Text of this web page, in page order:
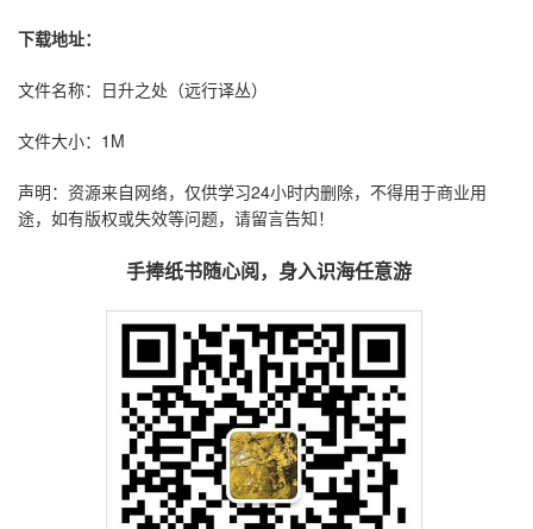
下载地址：
文件名称：日升之处（远行译丛）
文件大小：1M
声明：资源来自网络，仅供学习24小时内删除，不得用于商业用
途，如有版权或失效等问题，请留言告知！
手捧纸书随心阅，身入识海任意游